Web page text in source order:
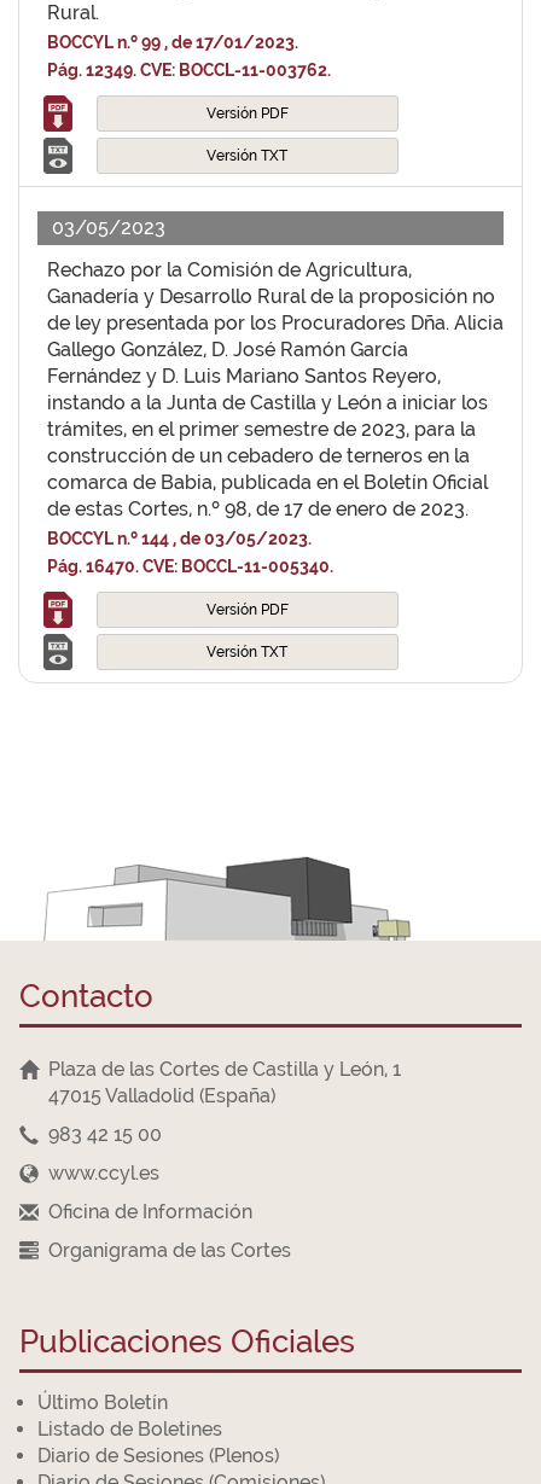
Rural.
BOCCYL n.º 99 , de 17/01/2023.
Pág. 12349. CVE: BOCCL-11-003762.
Versión PDF
Versión TXT
03/05/2023
Rechazo por la Comisión de Agricultura,
Ganadería y Desarrollo Rural de la proposición no
de ley presentada por los Procuradores Dña. Alicia
Gallego González, D. José Ramón García
Fernández y D. Luis Mariano Santos Reyero,
instando a la Junta de Castilla y León a iniciar los
trámites, en el primer semestre de 2023, para la
construcción de un cebadero de terneros en la
comarca de Babia, publicada en el Boletín Oficial
de estas Cortes, n.º 98, de 17 de enero de 2023.
BOCCYL n.º 144 , de 03/05/2023.
Pág. 16470. CVE: BOCCL-11-005340.
Versión PDF
Versión TXT
Contacto
Plaza de las Cortes de Castilla y León, 1
47015 Valladolid (España)
983 42 15 00
www.ccyl.es
Oficina de Información
Organigrama de las Cortes
Publicaciones Oficiales
Último Boletín
Listado de Boletines
Diario de Sesiones (Plenos)